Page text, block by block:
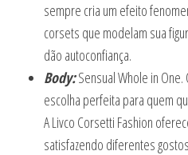
sempre cria um efeito
corsets que modelam sua
dão autoconfiança.
Body:Sensual Whole in
escolha perfeita para quem
A Livco Corsetti Fashion
satisfazendo diferentes